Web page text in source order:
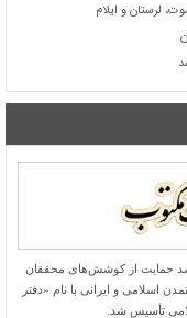
لرستان و ایلام
مكتوب در سال ۱۳۷۲ ش به قصد حمایت از كوشش‌های محققان
اسلامی و ایرانی با نام «دفتر
تأسیس شد.